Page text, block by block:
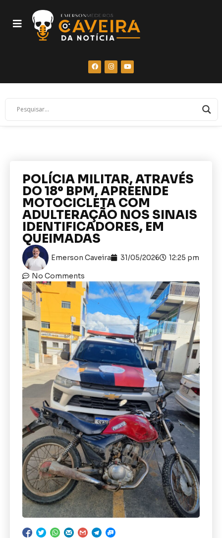
POLÍCIA MILITAR, ATRAVÉS
DO 18º BPM, APREENDE
MOTOCICLETA COM
ADULTERAÇÃO NOS SINAIS
IDENTIFICADORES, EM
QUEIMADAS
Emerson Caveira 31/05/2026 12:25 pm
No Comments